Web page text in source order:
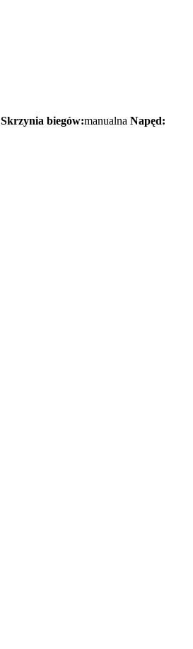
Skrzynia biegów:manualna Napęd: